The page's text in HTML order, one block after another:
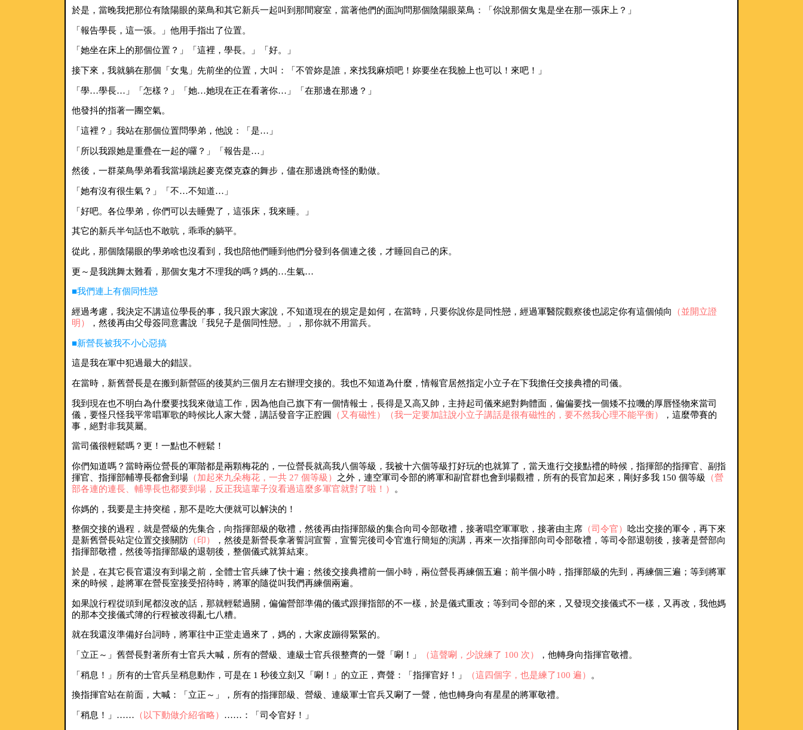
於是，當晚我把那位有陰陽眼的菜鳥和其它新兵一起叫到那間寢室，當著他們的面詢問那個陰陽眼菜鳥：「你說那個女鬼是坐在那一張床上？」
「報告學長，這一張。」他用手指出了位置。
「她坐在床上的那個位置？」「這裡，學長。」「好。」
接下來，我就躺在那個「女鬼」先前坐的位置，大叫：「不管妳是誰，來找我麻煩吧！妳要坐在我臉上也可以！來吧！」
「學…學長…」「怎樣？」「她…她現在正在看著你…」「在那邊在那邊？」
他發抖的指著一團空氣。
「這裡？」我站在那個位置問學弟，他說：「是…」
「所以我跟她是重疊在一起的囉？」「報告是…」
然後，一群菜鳥學弟看我當場跳起麥克傑克森的舞步，儘在那邊跳奇怪的動做。
「她有沒有很生氣？」「不…不知道…」
「好吧。各位學弟，你們可以去睡覺了，這張床，我來睡。」
其它的新兵半句話也不敢吭，乖乖的躺平。
從此，那個陰陽眼的學弟啥也沒看到，我也陪他們睡到他們分發到各個連之後，才睡回自己的床。
更～是我跳舞太難看，那個女鬼才不理我的嗎？媽的…生氣…
■我們連上有個同性戀
經過考慮，我決定不講這位學長的事，我只跟大家說，不知道現在的規定是如何，在當時，只要你說你是同性戀，經過軍醫院觀察後也認定你有這個傾向
（並開立證
明）
，然後再由父母簽同意書說「我兒子是個同性戀。」，那你就不用當兵。
■新營長被我不小心惡搞
這是我在軍中犯過最大的錯誤。
在當時，新舊營長是在搬到新營區的後莫約三個月左右辦理交接的。我也不知道為什麼，情報官居然指定小立子在下我擔任交接典禮的司儀。
我到現在也不明白為什麼要找我來做這工作，因為他自己旗下有一個情報士，長得是又高又帥，主持起司儀來絕對夠體面，偏偏要找一個矮不拉嘰的厚唇怪物來當司
儀，要怪只怪我平常唱軍歌的時候比人家大聲，講話發音字正腔圓
（又有磁性） （我一定要加註說小立子講話是很有磁性的，要不然我心理不能平衡）
，這麼帶賽的
事，絕對非我莫屬。
當司儀很輕鬆嗎？更！一點也不輕鬆！
你們知道嗎？當時兩位營長的軍階都是兩顆梅花的，一位營長就高我八個等級，我被十六個等級打好玩的也就算了，當天進行交接點禮的時候，指揮部的指揮官、副指
揮官、指揮部輔導長都會到場 （加起來九朵梅花，一共 27 個等級） 之外，連空軍司令部的將軍和副官群也會到場觀禮，所有的長官加起來，剛好多我 150 個等級
（營
部各連的連長、輔導長也都要到場，反正我這輩子沒看過這麼多軍官就對了啦！）
。
你媽的，我要是主持突槌，那不是吃大便就可以解決的！
整個交接的過程，就是營級的先集合，向指揮部級的敬禮，然後再由指揮部級的集合向司令部敬禮，接著唱空軍軍歌，接著由主席 （司令官） 唸出交接的軍令，再下來
是新舊營長站定位置交接關防 （印）
，然後是新營長拿著誓詞宣誓，宣誓完後司令官進行簡短的演講，再來一次指揮部向司令部敬禮，等司令部退朝後，接著是營部向
指揮部敬禮，然後等指揮部級的退朝後，整個儀式就算結束。
於是，在其它長官還沒有到場之前，全體士官兵練了快十遍；然後交接典禮前一個小時，兩位營長再練個五遍；前半個小時，指揮部級的先到，再練個三遍；等到將軍
來的時候，趁將軍在營長室接受招待時，將軍的隨從叫我們再練個兩遍。
如果說行程從頭到尾都沒改的話，那就輕鬆過關，偏偏營部準備的儀式跟揮指部的不一樣，於是儀式重改；等到司令部的來，又發現交接儀式不一樣，又再改，我他媽
的那本交接儀式簿的行程被改得亂七八糟。
就在我還沒準備好台詞時，將軍往中正堂走過來了，媽的，大家皮蹦得緊緊的。
「立正～」舊營長對著所有士官兵大喊，所有的營級、連級士官兵很整齊的一聲「唰！」 （這聲唰，少說練了 100 次） ，他轉身向指揮官敬禮。
「稍息！」所有的士官兵呈稍息動作，可是在 1 秒後立刻又「唰！」的立正，齊聲：「指揮官好！」 （這四個字，也是練了100 遍） 。
換指揮官站在前面，大喊：「立正～」，所有的指揮部級、營級、連級軍士官兵又唰了一聲，他也轉身向有星星的將軍敬禮。
「稍息！」…… （以下動做介紹省略） ……：「司令官好！」